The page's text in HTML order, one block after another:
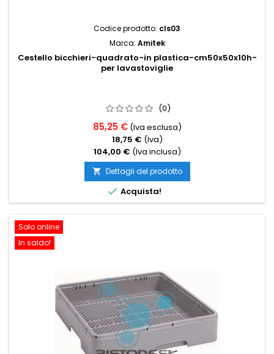
Codice prodotto: cls03
Marca: Amitek
Cestello bicchieri-quadrato-in plastica-cm50x50x10h-
per lavastoviglie
(0)
85,25 € (Iva esclusa)
18,75 € (Iva)
104,00 € (Iva inclusa)
 Dettagli del prodotto
 Acquista!
Solo online
In saldo!